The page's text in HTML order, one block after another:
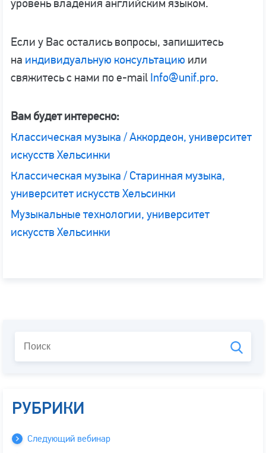
уровень владения английским языком.
Если у Вас остались вопросы, запишитесь
на индивидуальную консультацию или
свяжитесь с нами по e-mail Info@unif.pro.
Вам будет интересно:
Классическая музыка / Аккордеон, университет
искусств Хельсинки
Классическая музыка / Старинная музыка,
университет искусств Хельсинки
Музыкальные технологии, университет
искусств Хельсинки
РУБРИКИ
Следующий вебинар